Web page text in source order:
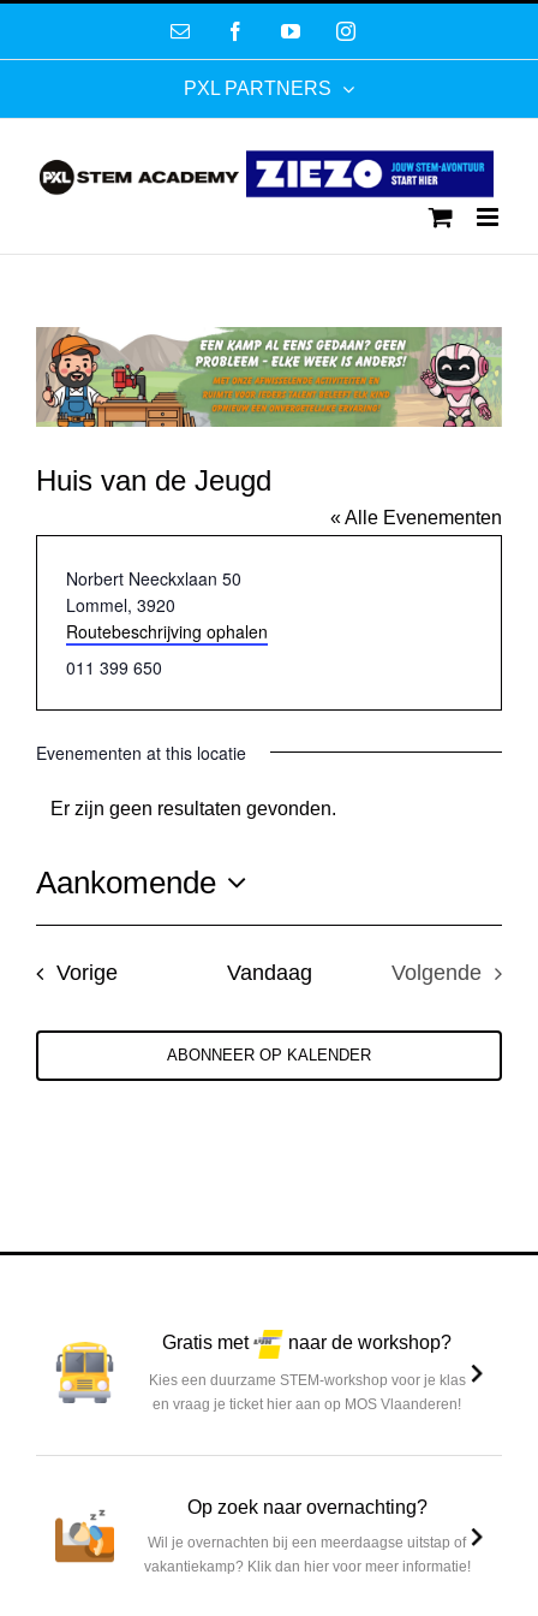
E-
FacebookYouTubeInstagram
PXL PARTNERS
Huis van de Jeugd
« Alle Evenementen
Adres
Norbert Neeckxlaan 50
Lommel, 3920
Routebeschrijving ophalen
Telefoon
011 399 650
Evenementen at this locatie
Bericht
Er zijn geen resultaten gevonden.
Aankomende
Selecteer
datum.
VorigeEvenementenVandaag
Volgende
ABONNEER OP KALENDER
Gratis met naar de workshop?
Kies een duurzame STEM-workshop voor je klas
en vraag je ticket hier aan op MOS Vlaanderen!
Op zoek naar overnachting?
Wil je overnachten bij een meerdaagse uitstap of
vakantiekamp? Klik dan hier voor meer informatie!